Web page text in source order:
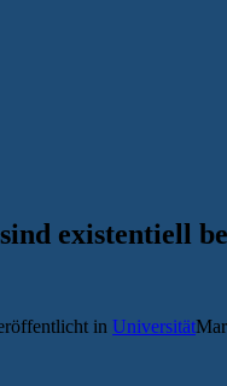
existentiell
in Universität